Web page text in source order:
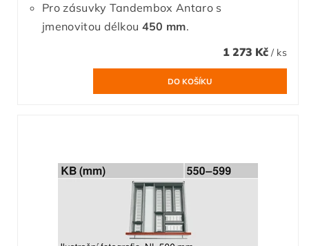
Pro zásuvky Tandembox Antaro s
jmenovitou délkou 450 mm.
1 273 Kč / ks